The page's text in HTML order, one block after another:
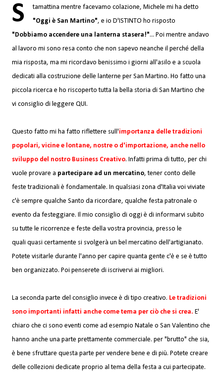
S
tamattina mentre facevamo colazione, Michele mi ha detto
"Oggi è San Martino", e io D'ISTINTO ho risposto
"Dobbiamo accendere una lanterna stasera!"... Poi mentre andavo
al lavoro mi sono resa conto che non sapevo neanche il perché della
mia risposta, ma mi ricordavo benissimo i giorni all'asilo e a scuola
dedicati alla costruzione delle lanterne per San Martino. Ho fatto una
piccola ricerca e ho riscopertotutta la bella storia di San Martino che
vi consiglio di leggere QUI.
Questo fatto mi ha fatto riflettere sull'importanza delle tradizioni
popolari, vicine e lontane, nostre o d'importazione, anche nello
sviluppo del nostro Business Creativo. Infatti prima di tutto, per chi
vuole provare a partecipare ad un mercatino, tener conto delle
feste tradizionali è fondamentale. In qualsiasi zona d'Italia voi viviate
c'è sempre qualche Santo da ricordare, qualche festa patronale o
evento da festeggiare. Il mio consiglio di oggi è di informarvi subito
su tutte le ricorrenze e feste della vostra provincia, presso le
quali quasi certamente si svolgerà un bel mercatino dell'artigianato.
Potete visitarle durante l'anno per capire quanta gente c'è e se è tutto
ben organizzato. Poi penserete di iscrivervi ai migliori.
La seconda parte del consiglio invece è di tipo creativo. Le tradizioni
sono importanti infatti anche come tema per ciò che si crea. E'
chiaro che ci sono eventi come ad esempio Natale o San Valentino che
hanno anche una parte prettamente commerciale. per "brutto" che sia,
è bene sfruttare questa parte per vendere bene e di più. Potete creare
delle collezioni dedicate proprio al tema della festa a cui partecipate.